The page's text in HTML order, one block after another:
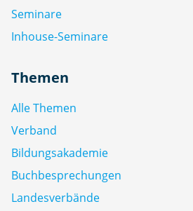
Seminare
Inhouse-Seminare
Themen
Alle Themen
Verband
Bildungsakademie
Buchbesprechungen
Landesverbände